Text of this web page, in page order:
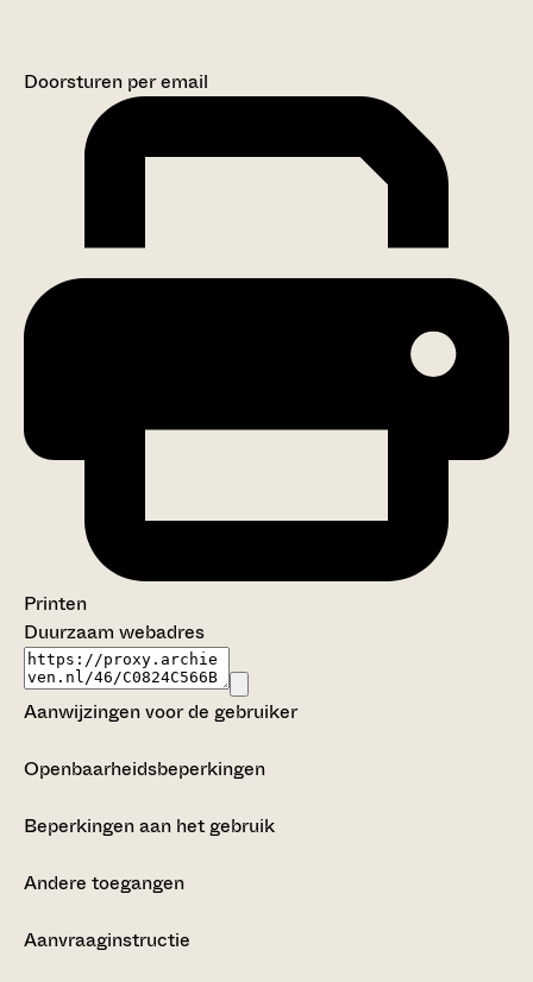
Doorsturen per email
Printen
Duurzaam webadres
Aanwijzingen voor de gebruiker
Openbaarheidsbeperkingen
Beperkingen aan het gebruik
Andere toegangen
Aanvraaginstructie